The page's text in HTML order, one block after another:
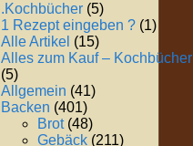
.Kochbücher (5)
1 Rezept eingeben ? (1)
Alle Artikel (15)
Alles zum Kauf – Kochbücher
(5)
Allgemein (41)
Backen (401)
Brot(48)
Gebäck (211)